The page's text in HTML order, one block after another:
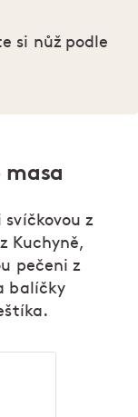
si nůž podle
masa
z
Kuchyně,
pečeni z
balíčky